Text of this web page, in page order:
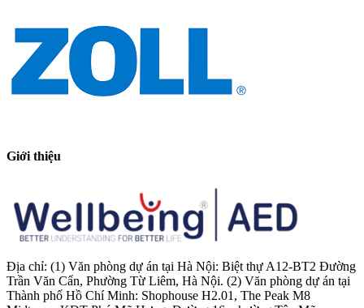
Giới thiệu
Địa chỉ: (1) Văn phòng dự án tại Hà Nội: Biệt thự A12-BT2 Đường
Trần Văn Cẩn, Phường Từ Liêm, Hà Nội. (2) Văn phòng dự án tại
Thành phố Hồ Chí Minh: Shophouse H2.01, The Peak M8